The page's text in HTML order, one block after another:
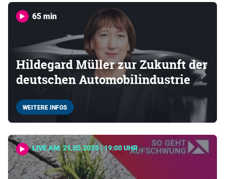
65 min
Hildegard Müller zur Zukunft der
deutschen Automobilindustrie
WEITERE INFOS
LIVE AM: 21.05.2025 | 19:00 UHR